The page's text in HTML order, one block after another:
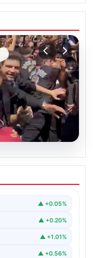
dev isim!
Tijjani
▲ +0.05%
▲ +0.20%
▲ +1.01%
▲ +0.56%